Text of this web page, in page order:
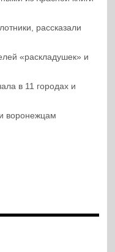
рассказали
«раскладушек» и
в 11 городах и
воронежцам